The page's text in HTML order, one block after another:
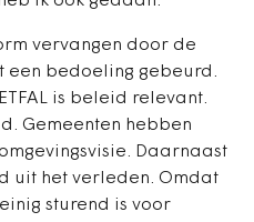
vervangen door de
een bedoeling gebeurd.
is beleid relevant.
Gemeenten hebben
Daarnaast
uit het verleden. Omdat
sturend is voor